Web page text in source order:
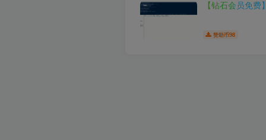
【钻石会员免
赞助币98